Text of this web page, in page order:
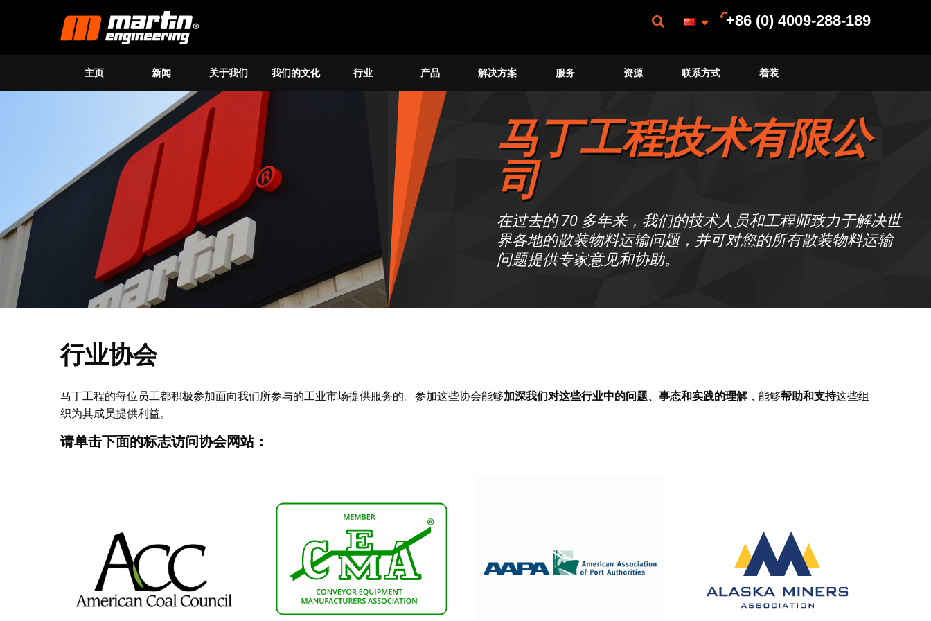
+86 (0) 4009-288-189
主页 新闻 关于我们 我们的文化 行业 产品 解决方案 服务 资源 联系方式 着装
马丁工程技术有限公
司
在过去的 70 多年来，我们的技术人员和工程师致力于解决世
界各地的散装物料运输问题，并可对您的所有散装物料运输
问题提供专家意见和协助。
行业协会
马丁工程的每位员工都积极参加面向我们所参与的工业市场提供服务的。参加这些协会能够加深我们对这些行业中的问题、事态和实践的理解，能够帮助和支持这些组
织为其成员提供利益。
请单击下面的标志访问协会网站：